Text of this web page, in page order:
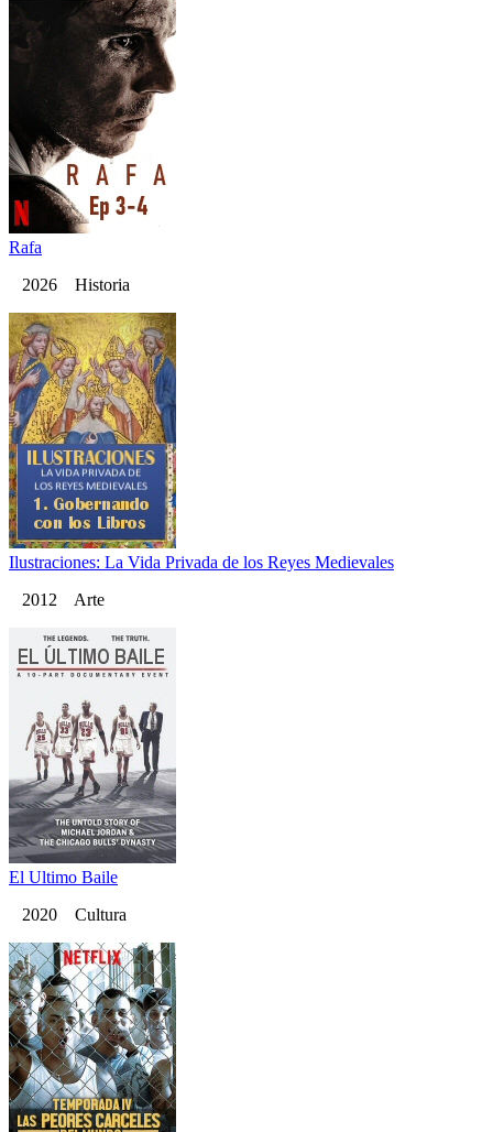
Rafa
2026 Historia
Ilustraciones: La Vida Privada de los Reyes Medievales
2012 Arte
El Ultimo Baile
2020 Cultura